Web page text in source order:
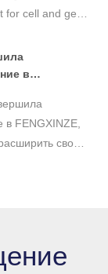
for cell and gene
в
в FENGXINZE,
свое